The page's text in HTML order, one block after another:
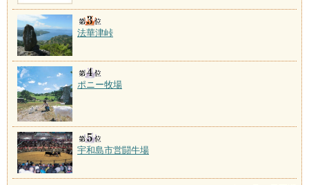
法華津峠
ポニー牧場
宇和島市営闘牛場